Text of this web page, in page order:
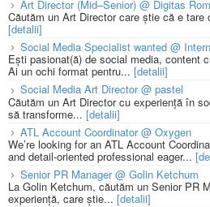
Art Director (Mid–Senior) @ Digitas
Căutăm un Art Director care știe că e tare
[detalii]
Social Media Specialist wanted @
Ești pasionat(ă) de social media, content
Ai un ochi format pentru... [detalii]
Social Media Art Director @ pastel
Căutăm un Art Director cu experiență în
să transforme... [detalii]
ATL Account Coordinator @ Oxygen
We’re looking for an ATL Account
and detail-oriented professional eager...
Senior PR Manager @ Golin Ketchum
La Golin Ketchum, căutăm un Senior PR
experiență, care știe... [detalii]